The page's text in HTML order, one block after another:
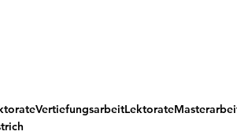
VertiefungsarbeitLektorate